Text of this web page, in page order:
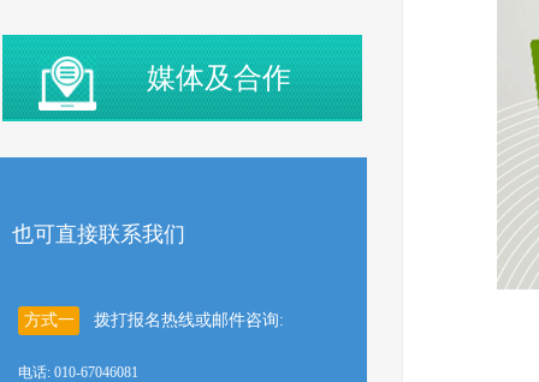
媒体及合作
也可直接联系我们
方式一 拨打报名热线或邮件咨询:
电话: 010-67046081